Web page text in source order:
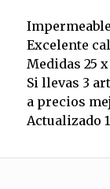
Impermeable
Excelente
Medidas 25
Si llevas 3
a precios
Actualizado